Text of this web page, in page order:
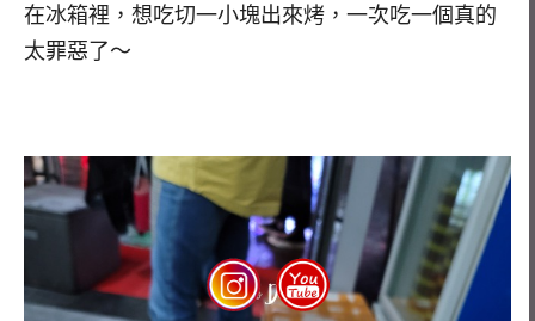
在冰箱裡，想吃切一小塊出來烤，一次吃一個真的
太罪惡了～